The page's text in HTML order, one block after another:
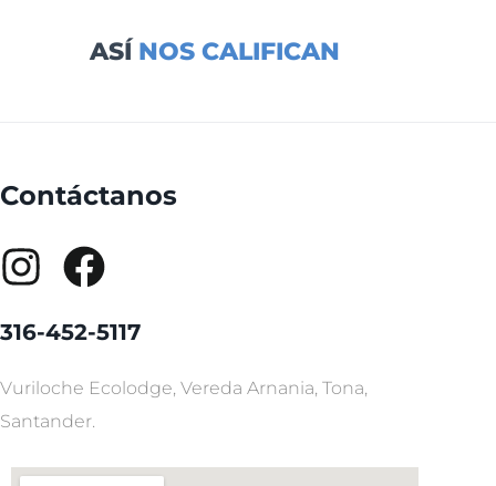
ASÍ NOS CALIFICAN
Contáctanos
316-452-5117
Vuriloche Ecolodge, Vereda Arnania, Tona,
Santander.